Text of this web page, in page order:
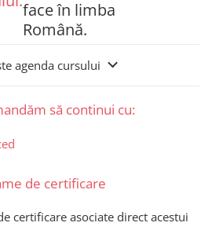
face în limba
Română.
agenda cursului
să continui cu:
de certificare
certificare asociate direct acestui